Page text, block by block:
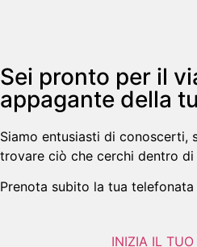
Sei pronto per il
appagante della
Siamo entusiasti di conoscerti,
trovare ciò che cerchi dentro di
Prenota subito la tua
INIZIA IL TUO